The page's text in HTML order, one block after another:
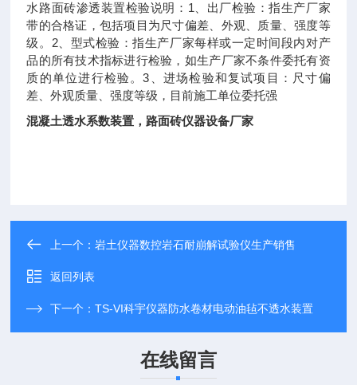
水路面砖渗透装置检验说明：1、出厂检验：指生产厂家
带的合格证，包括项目为尺寸偏差、外观、质量、强度等
级。2、型式检验：指生产厂家每样或一定时间段内对产
品的所有技术指标进行检验，如生产厂家不条件委托有资
质的单位进行检验。3、进场检验和复试项目：尺寸偏
差、外观质量、强度等级，目前施工单位委托强
混凝土透水系数装置，路面砖仪器设备厂家
上一个：岩土仪器数控岩石耐崩解试验仪生产销售
返回列表
下一个：TS-VI科宇仪器防水卷材电动油毡不透水装置
在线留言